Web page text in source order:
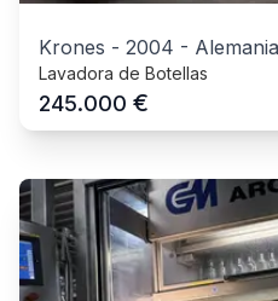
Krones - 2004 - Alemania
Lavadora de Botellas
245.000 €